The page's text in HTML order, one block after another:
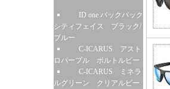
ID one バックパック
シティフェイス ブラック/
ブルー
C-ICARUS アスト
ロパープル ボルトルビー
C-ICARUS ミネラ
ルグリーン クリアルビー